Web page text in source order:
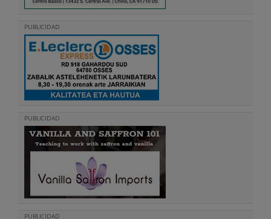
PUBLICIDAD
PUBLICIDAD
PUBLICIDAD